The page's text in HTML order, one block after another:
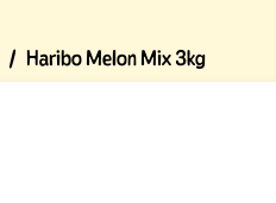
/ Haribo Melon Mix 3kg